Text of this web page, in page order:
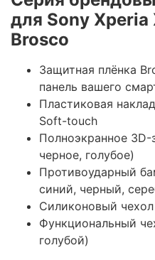
для Sony Xperia
Brosco
Защитная плёнка
панель вашего
Пластиковая
Soft-touch
Полноэкранное 3D-
черное, голубое)
Противоударный
синий, черный,
Силиконовый
Функциональный
голубой)